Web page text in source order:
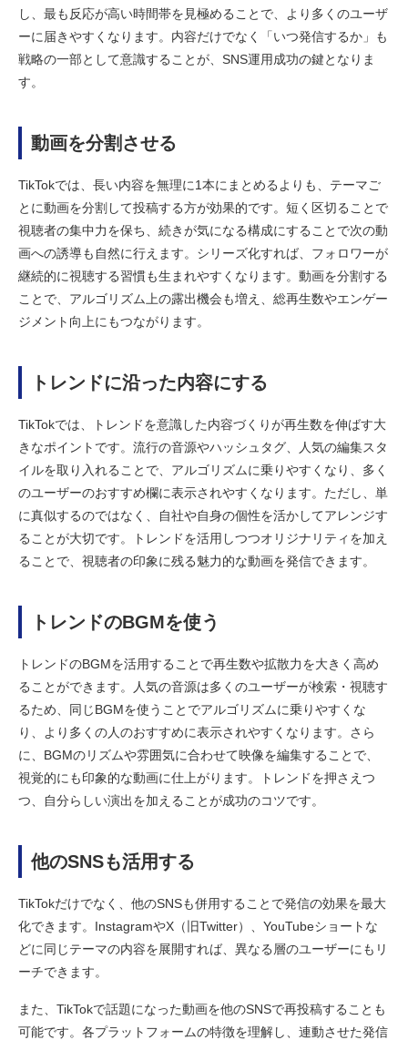
し、最も反応が高い時間帯を見極めることで、より多くのユーザ
ーに届きやすくなります。内容だけでなく「いつ発信するか」も
戦略の一部として意識することが、SNS運用成功の鍵となりま
す。
動画を分割させる
TikTokでは、長い内容を無理に1本にまとめるよりも、テーマご
とに動画を分割して投稿する方が効果的です。短く区切ることで
視聴者の集中力を保ち、続きが気になる構成にすることで次の動
画への誘導も自然に行えます。シリーズ化すれば、フォロワーが
継続的に視聴する習慣も生まれやすくなります。動画を分割する
ことで、アルゴリズム上の露出機会も増え、総再生数やエンゲー
ジメント向上にもつながります。
トレンドに沿った内容にする
TikTokでは、トレンドを意識した内容づくりが再生数を伸ばす大
きなポイントです。流行の音源やハッシュタグ、人気の編集スタ
イルを取り入れることで、アルゴリズムに乗りやすくなり、多く
のユーザーのおすすめ欄に表示されやすくなります。ただし、単
に真似するのではなく、自社や自身の個性を活かしてアレンジす
ることが大切です。トレンドを活用しつつオリジナリティを加え
ることで、視聴者の印象に残る魅力的な動画を発信できます。
トレンドのBGMを使う
トレンドのBGMを活用することで再生数や拡散力を大きく高め
ることができます。人気の音源は多くのユーザーが検索・視聴す
るため、同じBGMを使うことでアルゴリズムに乗りやすくな
り、より多くの人のおすすめに表示されやすくなります。さら
に、BGMのリズムや雰囲気に合わせて映像を編集することで、
視覚的にも印象的な動画に仕上がります。トレンドを押さえつ
つ、自分らしい演出を加えることが成功のコツです。
他のSNSも活用する
TikTokだけでなく、他のSNSも併用することで発信の効果を最大
化できます。InstagramやX（旧Twitter）、YouTubeショートな
どに同じテーマの内容を展開すれば、異なる層のユーザーにもリ
ーチできます。
また、TikTokで話題になった動画を他のSNSで再投稿することも
可能です。各プラットフォームの特徴を理解し、連動させた発信